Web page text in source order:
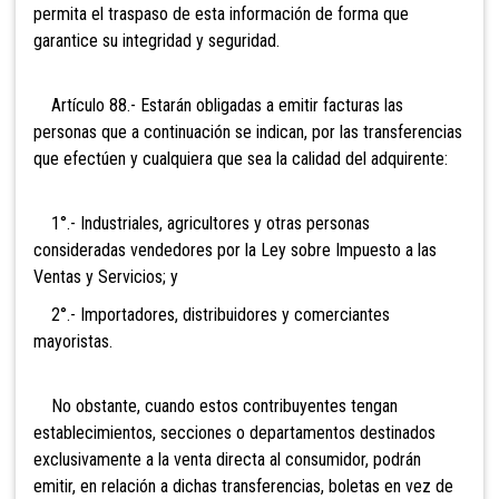
permita el traspaso de esta información de forma que
garantice su integridad y seguridad.
Artículo 88.- Estarán obligadas a emitir facturas las
personas que a continuación se indican, por las transferencias
que efectúen y cualquiera que sea la calidad del adquirente:
1°.- Industriales, agricultores y otras personas
consideradas vendedores por la Ley sobre Impuesto a las
Ventas y Servicios; y
2°.- Importadores, distribuidores y comerciantes
mayoristas.
No obstante, cuando estos contribuyentes tengan
establecimientos, secciones o departamentos destinados
exclusivamente a la venta directa al consumidor, podrán
emitir, en relación a dichas transferencias, boletas en vez de